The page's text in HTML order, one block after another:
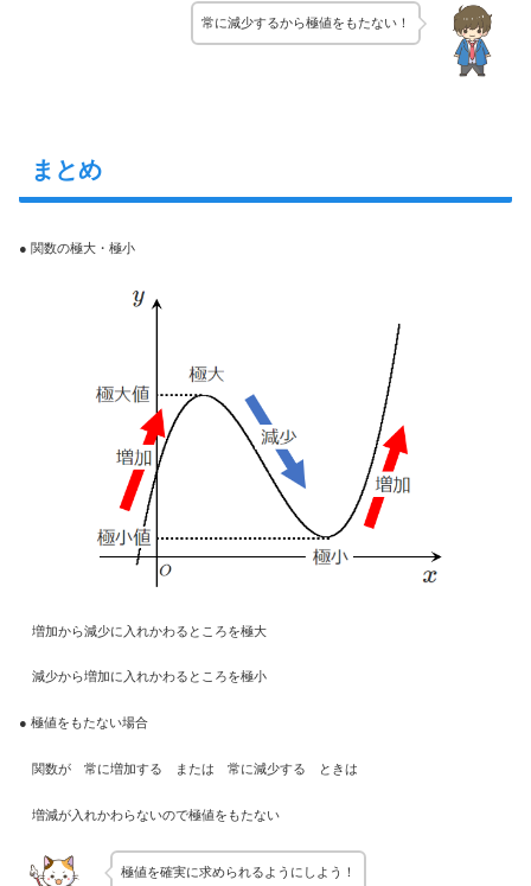
常に減少するから極値をもたない！
まとめ
● 関数の極大・極小
増加から減少に入れかわるところを極大
減少から増加に入れかわるところを極小
● 極値をもたない場合
関数が 常に増加する または 常に減少する ときは
増減が入れかわらないので極値をもたない
極値を確実に求められるようにしよう！